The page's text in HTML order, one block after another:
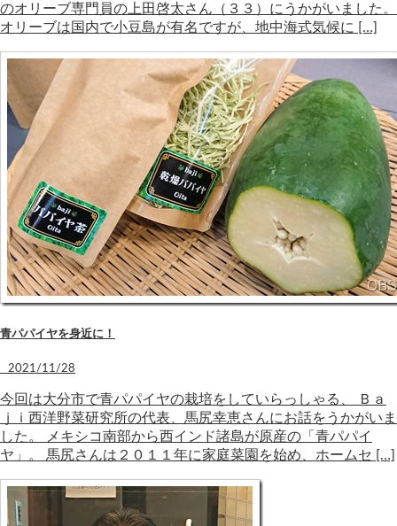
のオリーブ専門員の上田啓太さん（３３）にうかがいました。
オリーブは国内で小豆島が有名ですが、地中海式気候に […]
青パパイヤを身近に！
2021/11/28
今回は大分市で青パパイヤの栽培をしていらっしゃる、 Ｂａ
ｊｉ西洋野菜研究所の代表、馬尻幸恵さんにお話をうかがいま
した。 メキシコ南部から西インド諸島が原産の「青パパイ
ヤ」。 馬尻さんは２０１１年に家庭菜園を始め、ホームセ […]